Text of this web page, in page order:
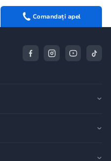
Comandați apel